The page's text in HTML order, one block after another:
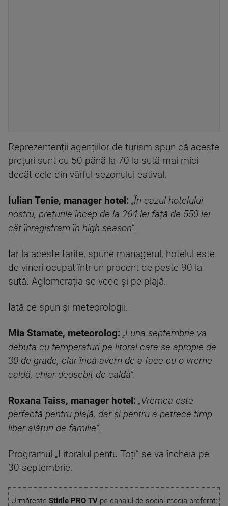
Reprezentenții agențiilor de turism spun că aceste
prețuri sunt cu 50 până la 70 la sută mai mici
decât cele din vârful sezonului estival.
Iulian Tenie, manager hotel: „În cazul hotelului
nostru, prețurile încep de la 264 lei față de 550 lei
cât înregistram în high season”.
Iar la aceste tarife, spune managerul, hotelul este
de vineri ocupat într-un procent de peste 90 la
sută. Aglomerația se vede și pe plajă.
Iată ce spun și meteorologii.
Mia Stamate, meteorolog: „Luna septembrie va
debuta cu temperaturi pe litoral care se apropie de
30 de grade, clar încă avem de a face cu o vreme
caldă, chiar deosebit de caldă”.
Roxana Taiss, manager hotel: „Vremea este
perfectă pentru plajă, dar și pentru a petrece timp
liber alături de familie”.
Programul „Litoralul pentu Toți” se va încheia pe
30 septembrie.
Urmărește Știrile PRO TVpe canalul de social media preferat: